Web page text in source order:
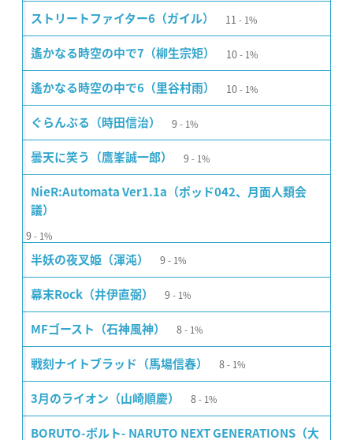
ストリートファイター6（ガイル） 11 1%
遙かなる時空の中で7（柳生宗矩） 10 1%
遙かなる時空の中で6（里谷村雨） 10 1%
ぐらんぶる（時田信治） 9 1%
曇天に笑う（鷹峯誠一郎） 9 1%
NieR:Automata Ver1.1a（ポッド042、月面人類会
議）
9 1%
半妖の夜叉姫（渾沌） 9 1%
幕末Rock（井伊直弼） 9 1%
MFゴースト（石神風神） 8 1%
戦刻ナイトブラッド（馬場信春） 8 1%
3月のライオン（山崎順慶） 8 1%
BORUTO-ボルト- NARUTO NEXT GENERATIONS（大